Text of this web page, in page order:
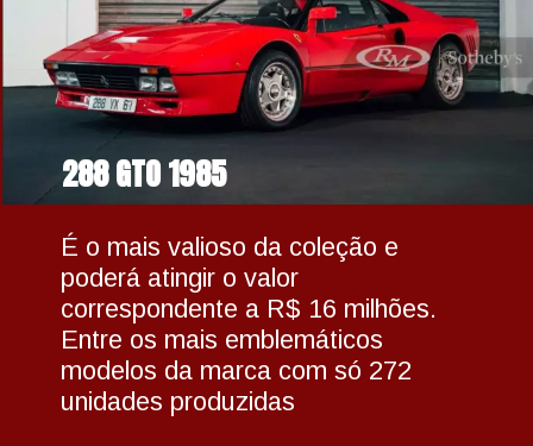
É o mais valioso da coleção e
poderá atingir o valor
correspondente a R$ 16 milhões.
Entre os mais emblemáticos
modelos da marca com só 272
unidades produzidas
288 GTO 1985